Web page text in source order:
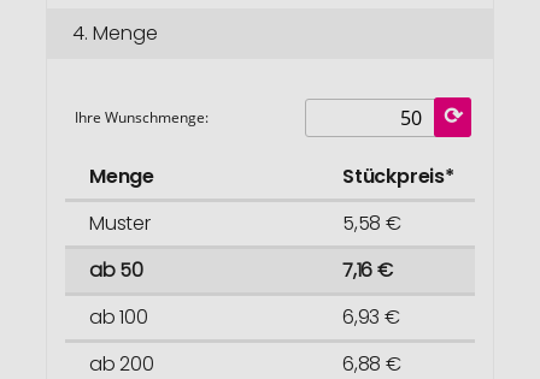
4. Menge
Ihre Wunschmenge:
Menge
Stückpreis*
Muster
5,58 €
ab 50
7,16 €
ab 100
6,93 €
ab 200
6,88 €